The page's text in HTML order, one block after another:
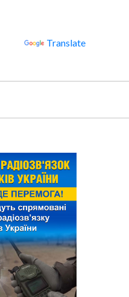
Translate